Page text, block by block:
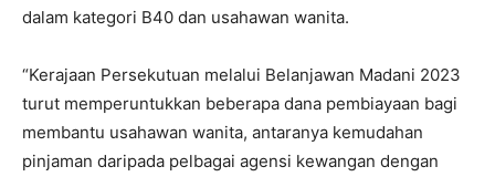
dalam kategori B40 dan usahawan wanita.
“Kerajaan Persekutuan melalui Belanjawan Madani 2023
turut memperuntukkan beberapa dana pembiayaan bagi
membantu usahawan wanita, antaranya kemudahan
pinjaman daripada pelbagai agensi kewangan dengan